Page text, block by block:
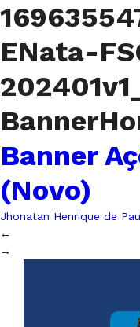
ENata-
Banner
(Novo)
Jhonatan Henrique de
←
→